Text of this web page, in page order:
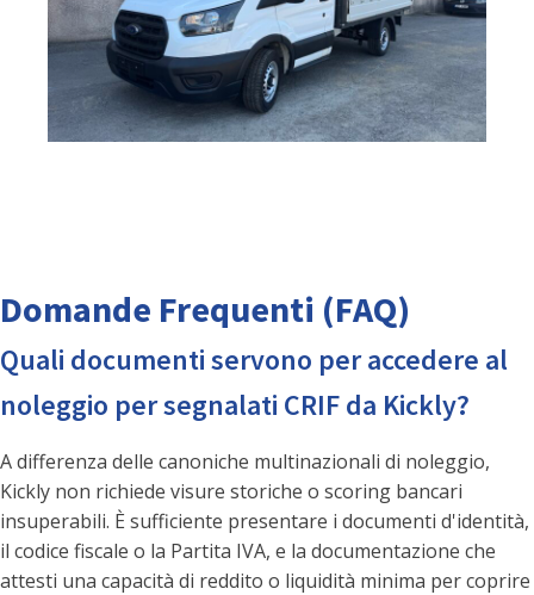
Domande Frequenti (FAQ)
Quali documenti servono per accedere al
noleggio per segnalati CRIF da Kickly?
A differenza delle canoniche multinazionali di noleggio,
Kickly non richiede visure storiche o scoring bancari
insuperabili. È sufficiente presentare i documenti d'identità,
il codice fiscale o la Partita IVA, e la documentazione che
attesti una capacità di reddito o liquidità minima per coprire